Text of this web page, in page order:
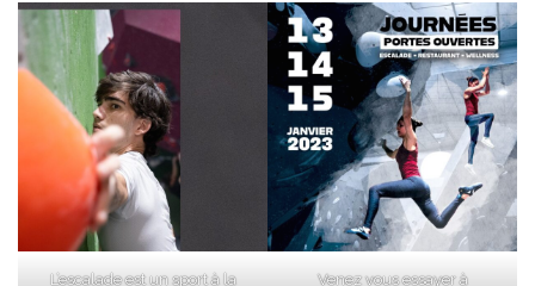
L’escalade est un sport à la
Venez vous essayer à